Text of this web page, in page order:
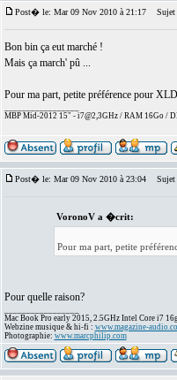
Post� le: Mar 09 Nov 2010 à 21:17 Sujet
Bon bin ça eut marché !
Mais ça march' pû ...
Pour ma part, petite préférence pour
MBP Mid-2012 15" - i7@2,3GHz / RAM 16Go /
Post� le: Mar 09 Nov 2010 à 23:04 Sujet
VoronoV a �crit:
Pour ma part, petite
Pour quelle raison?
Mac Book Pro early 2015, 2.5GHz Intel Core i7
Webzine musique & hi-fi : www.magazine-
Photographie: www.marcphilip.com